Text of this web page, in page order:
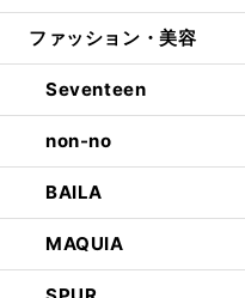
ファッション・美容
Seventeen
non-no
BAILA
MAQUIA